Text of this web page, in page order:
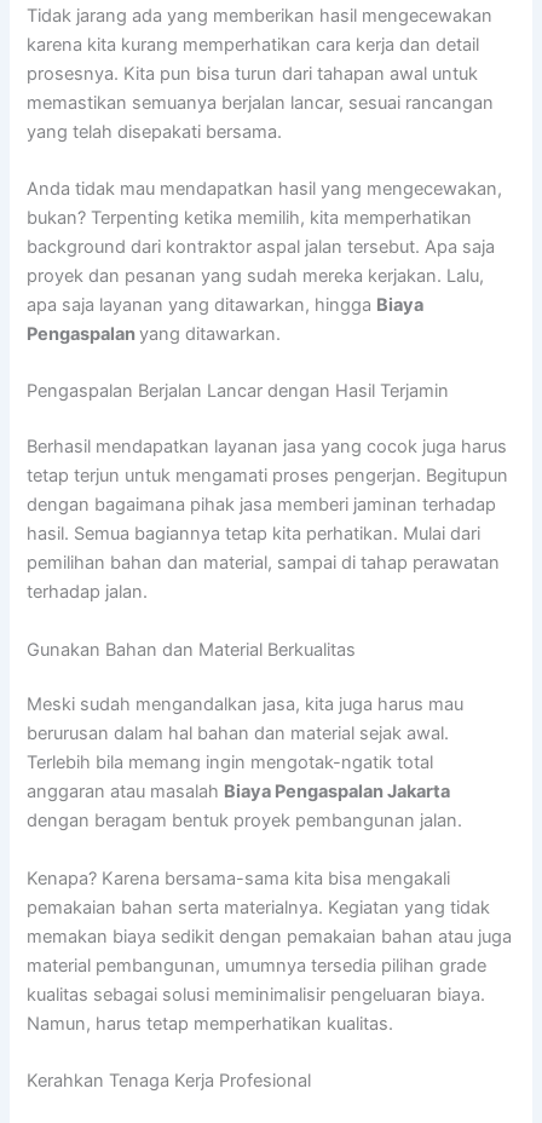
Tidak jarang ada yang memberikan hasil mengecewakan
karena kita kurang memperhatikan cara kerja dan detail
prosesnya. Kita pun bisa turun dari tahapan awal untuk
memastikan semuanya berjalan lancar, sesuai rancangan
yang telah disepakati bersama.
Anda tidak mau mendapatkan hasil yang mengecewakan,
bukan? Terpenting ketika memilih, kita memperhatikan
background dari kontraktor aspal jalan tersebut. Apa saja
proyek dan pesanan yang sudah mereka kerjakan. Lalu,
apa saja layanan yang ditawarkan, hingga Biaya
Pengaspalanyang ditawarkan.
Pengaspalan Berjalan Lancar dengan Hasil Terjamin
Berhasil mendapatkan layanan jasa yang cocok juga harus
tetap terjun untuk mengamati proses pengerjan. Begitupun
dengan bagaimana pihak jasa memberi jaminan terhadap
hasil. Semua bagiannya tetap kita perhatikan. Mulai dari
pemilihan bahan dan material, sampai di tahap perawatan
terhadap jalan.
Gunakan Bahan dan Material Berkualitas
Meski sudah mengandalkan jasa, kita juga harus mau
berurusan dalam hal bahan dan material sejak awal.
Terlebih bila memang ingin mengotak-ngatik total
anggaran atau masalah Biaya Pengaspalan Jakarta
dengan beragam bentuk proyek pembangunan jalan.
Kenapa? Karena bersama-sama kita bisa mengakali
pemakaian bahan serta materialnya. Kegiatan yang tidak
memakan biaya sedikit dengan pemakaian bahan atau juga
material pembangunan, umumnya tersedia pilihan grade
kualitas sebagai solusi meminimalisir pengeluaran biaya.
Namun, harus tetap memperhatikan kualitas.
Kerahkan Tenaga Kerja Profesional